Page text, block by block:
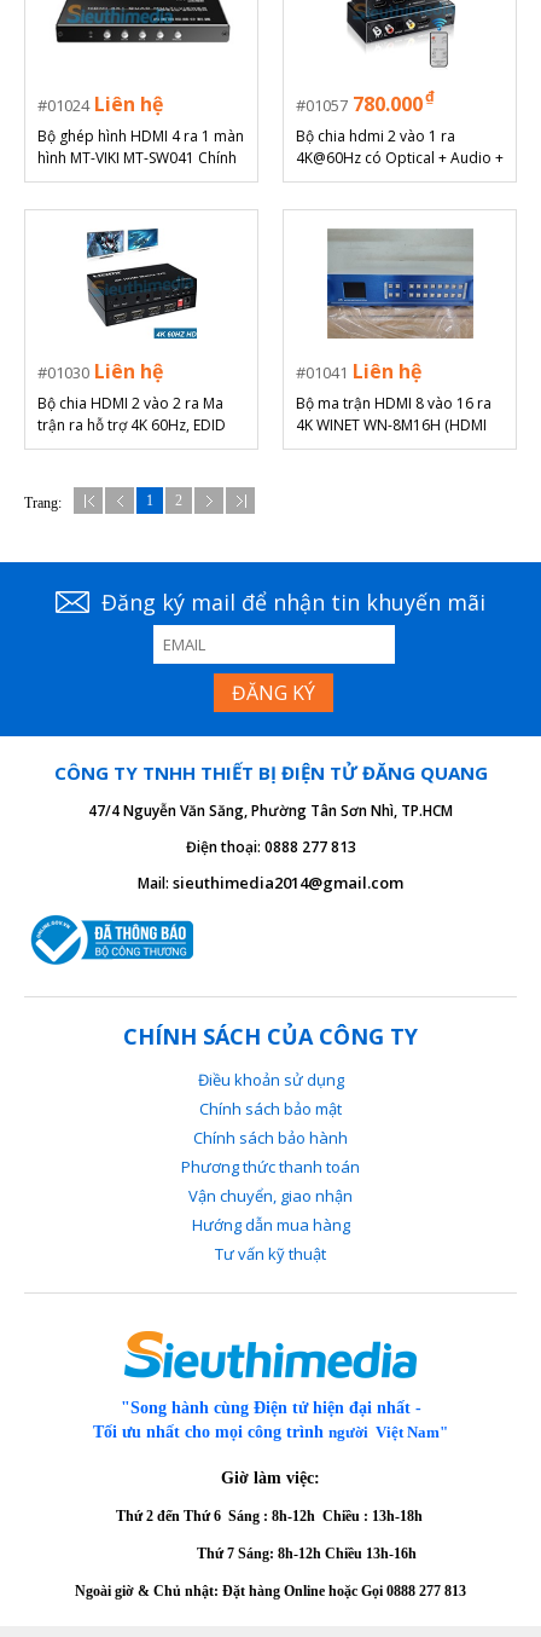
01024 Liên hệ
Bộ ghép hình HDMI 4 ra 1 màn
hình MT-VIKI MT-SW041 Chính
hãng
01057 780.000₫
Bộ chia hdmi 2 vào 1 ra
4K@60Hz có Optical + Audio +
ARC
01030 Liên hệ
Bộ chia HDMI 2 vào 2 ra Ma
trận ra hỗ trợ 4K 60Hz, EDID
01041 Liên hệ
Bộ ma trận HDMI 8 vào 16 ra
4K WINET WN-8M16H (HDMI
Matrix 8x16)
Trang: 1 2
Đăng ký mail để nhận tin khuyến mãi
CÔNG TY TNHH THIẾT BỊ ĐIỆN TỬ ĐĂNG QUANG
47/4 Nguyễn Văn Săng, Phường Tân Sơn Nhì, TP.HCM
Điện thoại: 0888 277 813
Mail: sieuthimedia2014@gmail.com
CHÍNH SÁCH CỦA CÔNG TY
Điều khoản sử dụng
Chính sách bảo mật
Chính sách bảo hành
Phương thức thanh toán
Vận chuyển, giao nhận
Hướng dẫn mua hàng
Tư vấn kỹ thuật
"Song hành cùng Điện tử hiện đại nhất -
Tối ưu nhất cho mọi công trình người Việt Nam"
Giờ làm việc:
Thứ 2 đến Thứ 6 Sáng : 8h-12h Chiều : 13h-18h
Thứ 7 Sáng: 8h-12h Chiều 13h-16h
Ngoài giờ & Chủ nhật: Đặt hàng Online hoặc Gọi 0888 277 813